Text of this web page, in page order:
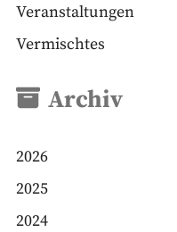
Veranstaltungen
Vermischtes
Archiv
2026
2025
2024